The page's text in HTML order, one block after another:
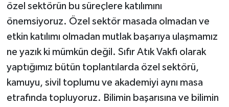
özel sektörün bu süreçlere katılımını
önemsiyoruz. Özel sektör masada olmadan ve
etkin katılımı olmadan mutlak başarıya ulaşmamız
ne yazık ki mümkün değil. Sıfır Atık Vakfı olarak
yaptığımız bütün toplantılarda özel sektörü,
kamuyu, sivil toplumu ve akademiyi aynı masa
etrafında topluyoruz. Bilimin başarısına ve bilimin